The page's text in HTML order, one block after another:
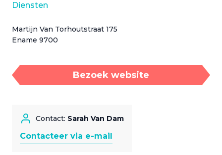
Diensten
Martijn Van Torhoutstraat 175
Ename 9700
Bezoek website
Contact: Sarah Van Dam
Contacteer via e-mail